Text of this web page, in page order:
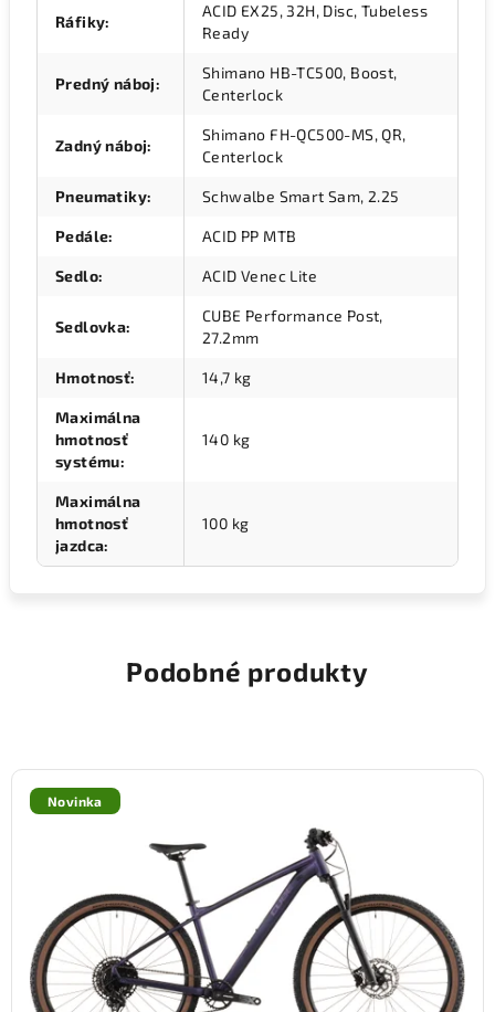
Ráfiky:
ACID EX25, 32H, Disc, Tubeless
Ready
Predný náboj:
Shimano HB-TC500, Boost,
Centerlock
Zadný náboj:
Shimano FH-QC500-MS, QR,
Centerlock
Pneumatiky: Schwalbe Smart Sam, 2.25
Pedále: ACID PP MTB
Sedlo: ACID Venec Lite
Sedlovka:
CUBE Performance Post,
27.2mm
Hmotnosť: 14,7 kg
Maximálna
hmotnosť
systému:
140 kg
Maximálna
hmotnosť
jazdca:
100 kg
Podobné produkty
Novinka